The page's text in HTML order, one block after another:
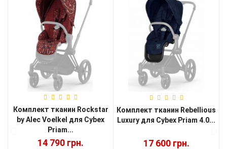
Комплект тканин Rebellious
Luxury для Cybex Priam 4.0...
17 600 грн.
Люлька Cybex Priam 4.0
Rebellious Luxury
23 600 грн.